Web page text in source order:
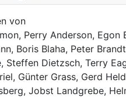
von
Perry Anderson, Egon
Boris Blaha, Peter
Steffen Dietzsch, Terry
Günter Grass, Gerd
Jobst Landgrebe,